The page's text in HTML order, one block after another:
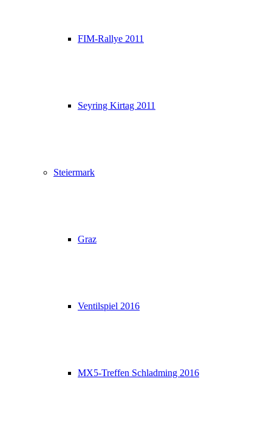
FIM-Rallye 2011
Seyring Kirtag 2011
Steiermark
Graz
Ventilspiel 2016
MX5-Treffen Schladming 2016